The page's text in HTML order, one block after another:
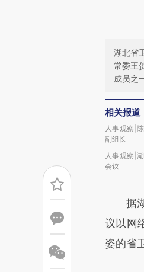
湖北省
常委王
成员之
相关报道
人事观察|
副组长
人事观察|
会议
据湖
议以网
姿的省